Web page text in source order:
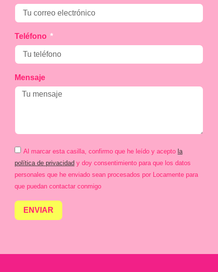
Teléfono
Mensaje
Al marcar esta casilla, confirmo que he leído y acepto la
política de privacidad y doy consentimiento para que los datos
personales que he enviado sean procesados por Locamente para
que puedan contactar conmigo
ENVIAR